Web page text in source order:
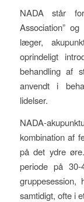
NADA står for
Association”
læger,
oprindeligt
behandling af
anvendt i
lidelser.
NADA-
kombination af
på det ydre
periode på 30-
gruppesession,
samtidigt, ofte i